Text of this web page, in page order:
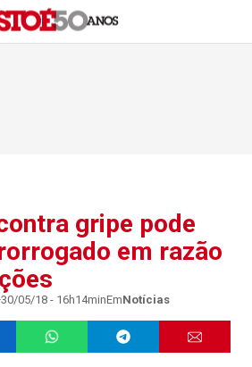
gripe pode
em razão
30/05/18 - 16h14minEmNotícias